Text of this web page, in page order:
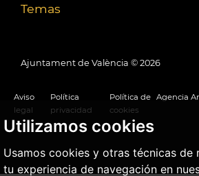
Utilizamos cookies
Usamos cookies y otras técnicas de
tu experiencia de navegación en
Temas
Ajuntament de València © 2026
Aviso
legal
Política
privacidad
Política de
cookies
Agencia